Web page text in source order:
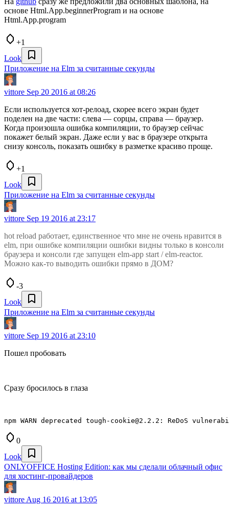
основе Html.App.beginnerProgram и на основе
Html.App.program
+1
Look
Приложение на Elm за считанные секунды
vittore Sep 20 2016 at 08:26
Если используется хот-релоад, скорее всего экран будет
поделен на две части: слева — сорцы, справа — браузер.
Когда произошла ошибка компиляции, то браузер сейчас
покажет белый экран. Даже если у вас в браузере открыта
снизу консоль, показать ошибку в разметке красиво проще.
+1
Look
Приложение на Elm за считанные секунды
vittore Sep 19 2016 at 23:17
hot reload работает, единственное что мне не очень нравится в
elm, при ошибке компиляции ошибки видны только в консоли
браузера и консоли где запущен elm-app start / elm-reactor.
Можно как-то выводить ошибки прямо в ДОМ?
-3
Look
Приложение на Elm за считанные секунды
vittore Sep 19 2016 at 23:10
Пошел пробовать
Сразу бросилось в глаза
npm WARN deprecated tough-cookie@2.2.2: ReDoS
0
Look
ONLYOFFICE Hosting Edition: как мы сделали облачный офис
для хостинг-провайдеров
vittore Aug 16 2016 at 13:05